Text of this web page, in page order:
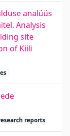
analüüs
Analysis
site
of Kiili
reports